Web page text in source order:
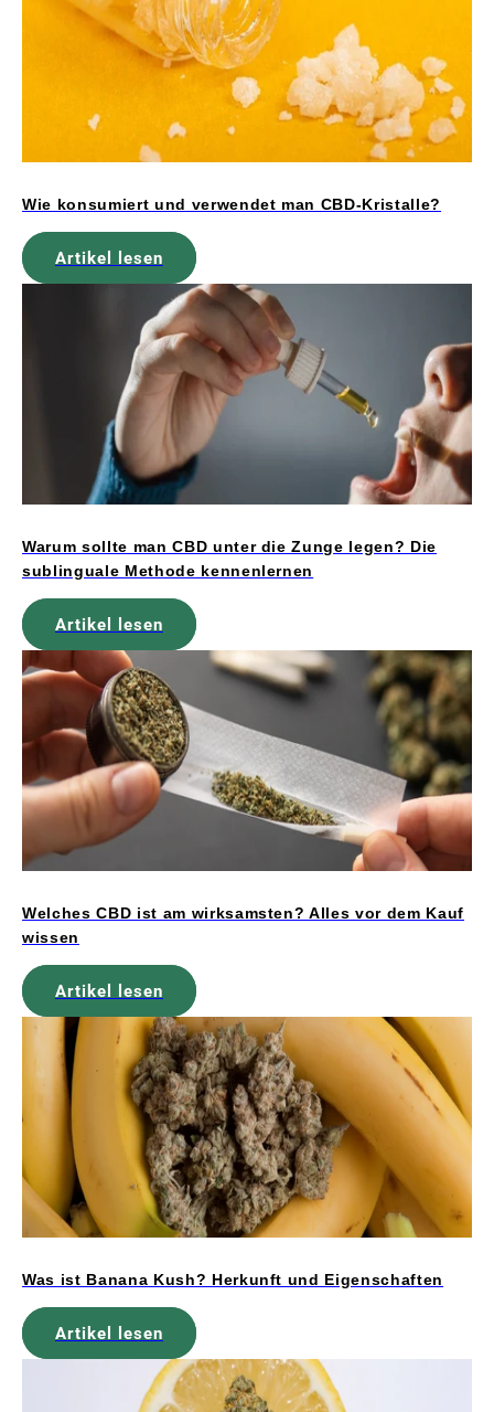
Wie konsumiert und verwendet man CBD-Kristalle?
Artikel lesen
Warum sollte man CBD unter die Zunge legen? Die
sublinguale Methode kennenlernen
Artikel lesen
Welches CBD ist am wirksamsten? Alles vor dem Kauf
wissen
Artikel lesen
Was ist Banana Kush? Herkunft und Eigenschaften
Artikel lesen